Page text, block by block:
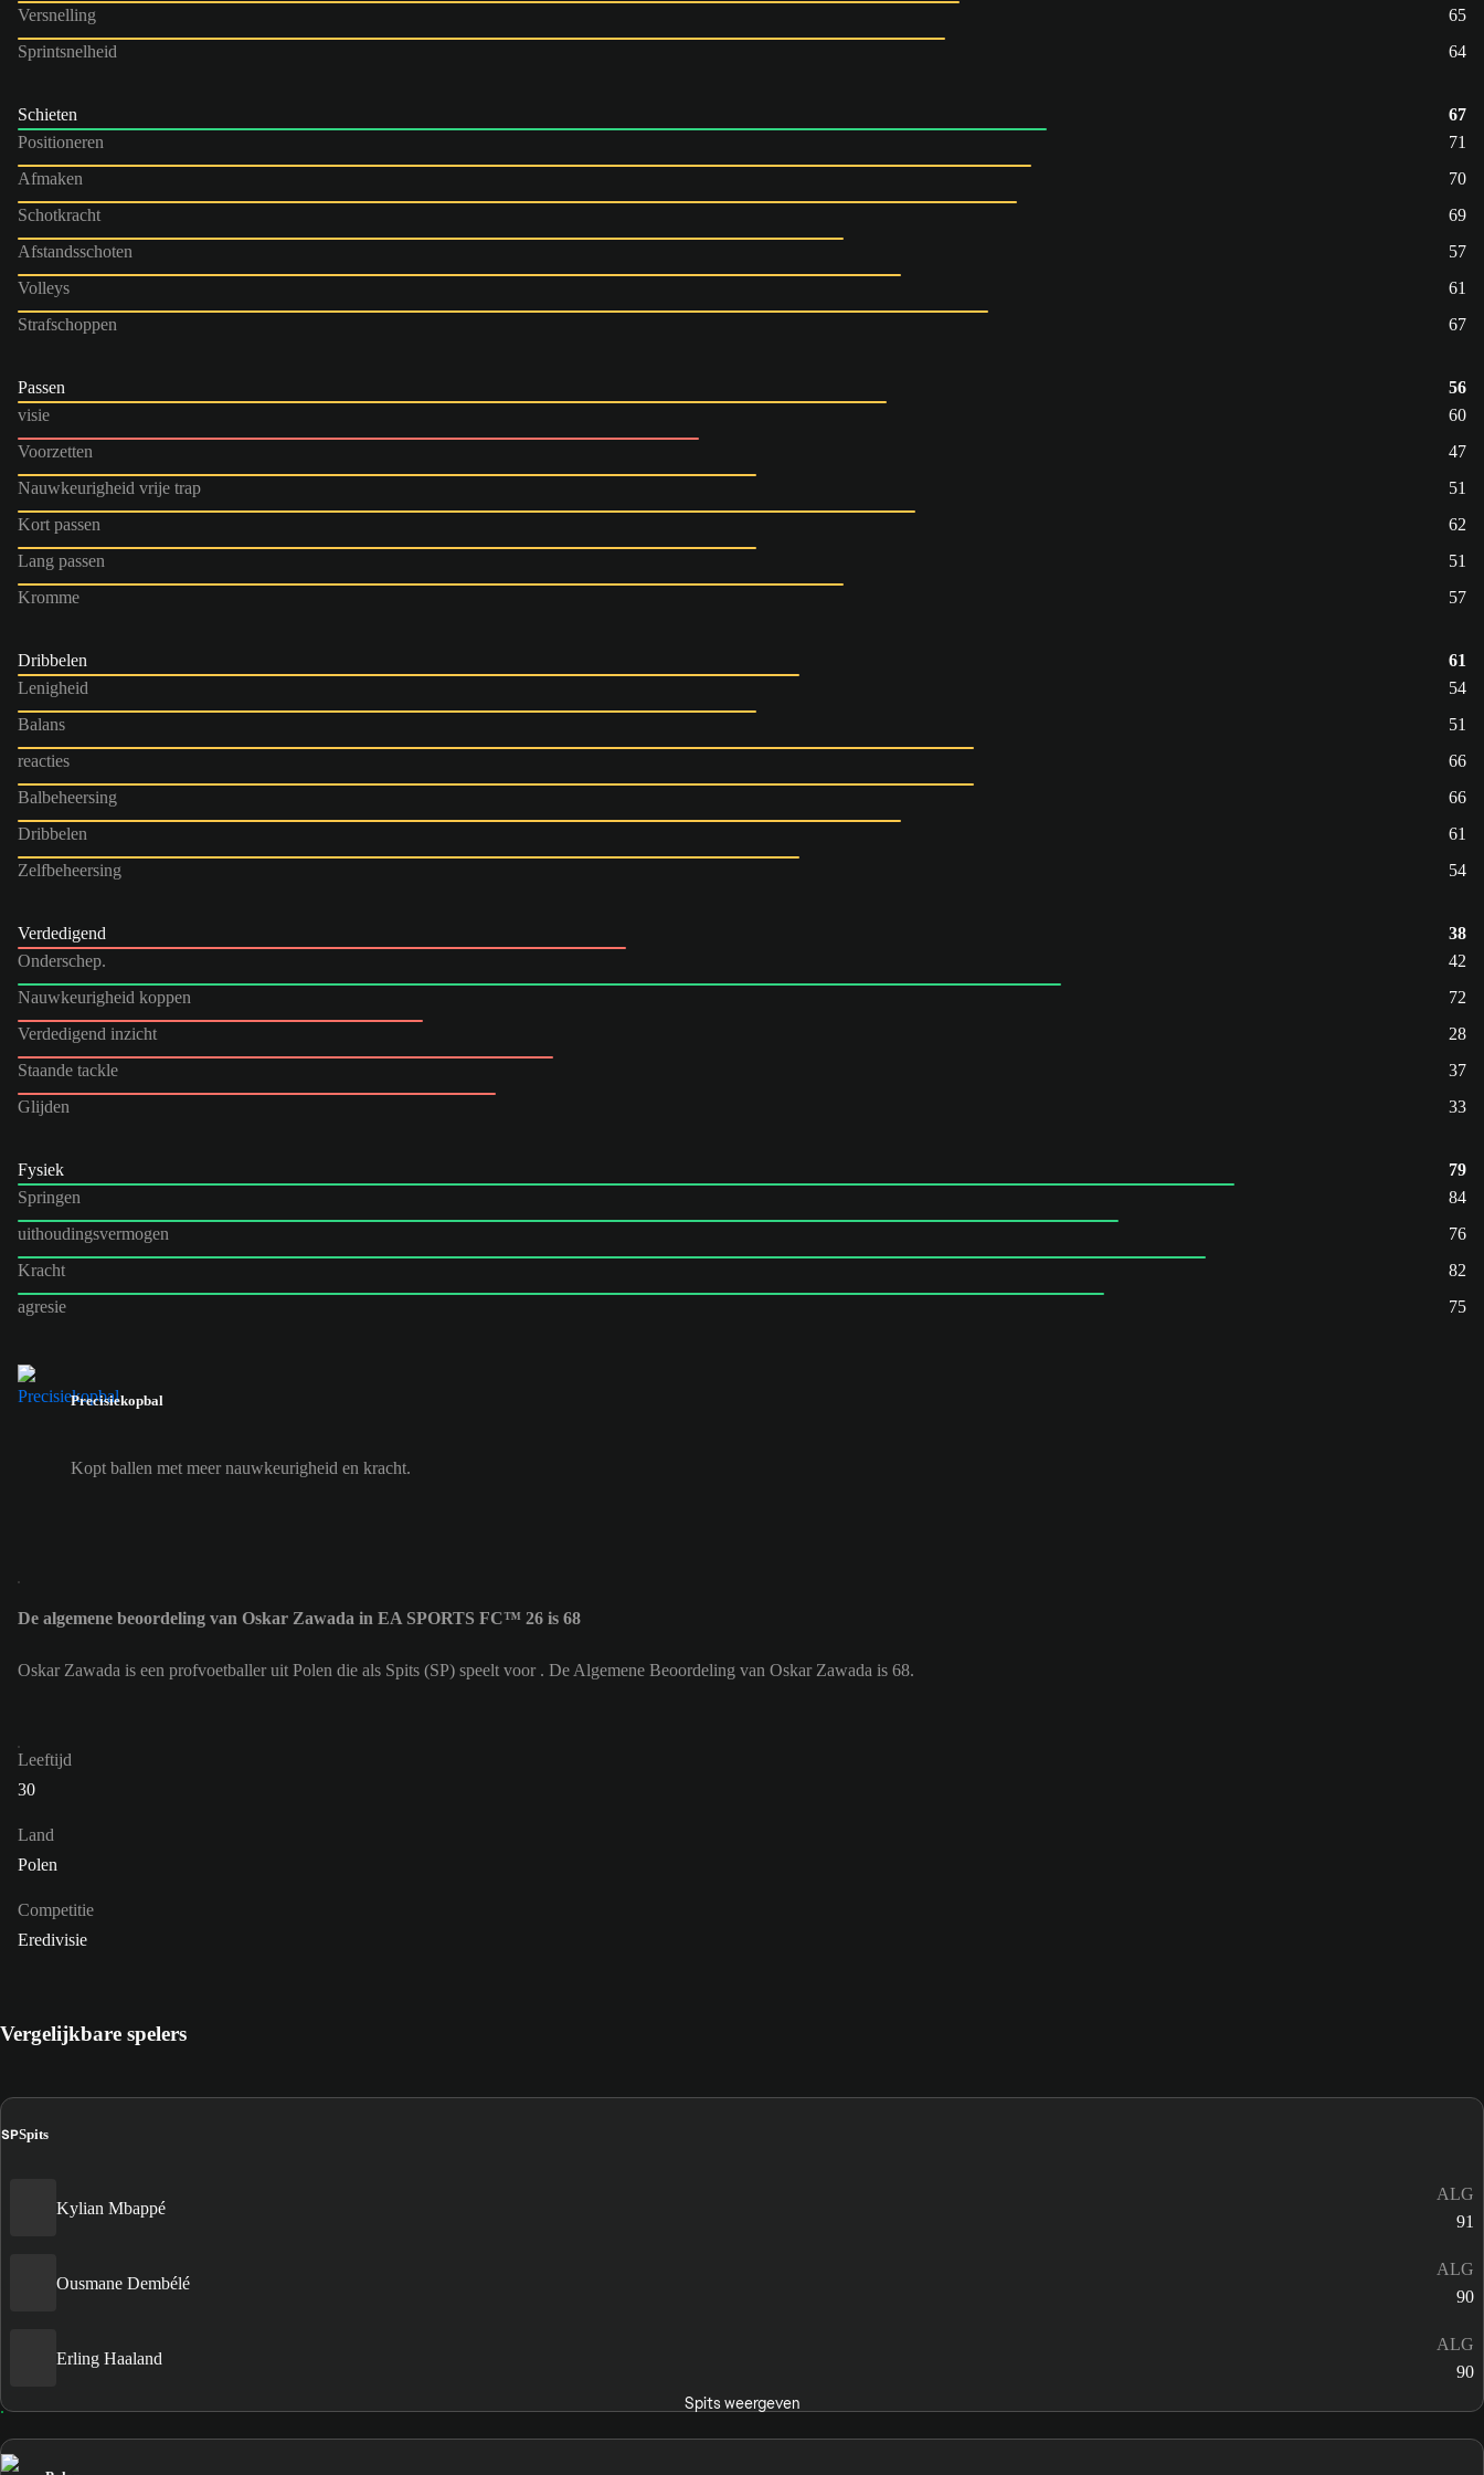
Versnelling
65
Sprintsnelheid
64
Schieten
67
Positioneren
71
Afmaken
70
Schotkracht
69
Afstandsschoten
57
Volleys
61
Strafschoppen
67
Passen
56
visie
60
Voorzetten
47
Nauwkeurigheid vrije trap
51
Kort passen
62
Lang passen
51
Kromme
57
Dribbelen
61
Lenigheid
54
Balans
51
reacties
66
Balbeheersing
66
Dribbelen
61
Zelfbeheersing
54
Verdedigend
38
Onderschep.
42
Nauwkeurigheid koppen
72
Verdedigend inzicht
28
Staande tackle
37
Glijden
33
Fysiek
79
Springen
84
uithoudingsvermogen
76
Kracht
82
agresie
75
Precisiekopbal
Kopt ballen met meer nauwkeurigheid en kracht.
De algemene beoordeling van Oskar Zawada in EA SPORTS FC™ 26 is 68
Oskar Zawada is een profvoetballer uit Polen die als Spits (SP) speelt voor . De Algemene Beoordeling van Oskar Zawada is 68.
Leeftijd
30
Land
Polen
Competitie
Eredivisie
Vergelijkbare spelers
SPSpits
Kylian Mbappé
ALG
91
Ousmane Dembélé
ALG
90
Erling Haaland
ALG
90
Spits weergeven